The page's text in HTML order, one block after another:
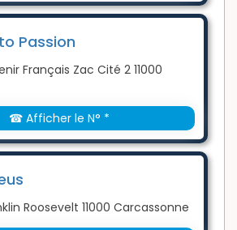
Passion
Français Zac Cité 2 11000
☎ Afficher le N° *
Roosevelt 11000 Carcassonne